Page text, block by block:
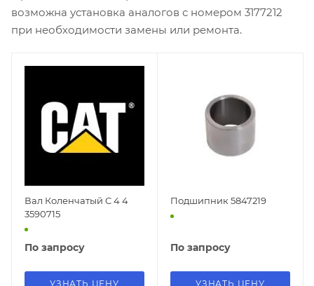
возможна установка аналогов с номером 3177212
при необходимости замены или ремонта.
Вал Коленчатый C 4 4
3590715
По запросу
УЗНАТЬ ЦЕНУ
Подшипник 5847219
По запросу
УЗНАТЬ ЦЕНУ